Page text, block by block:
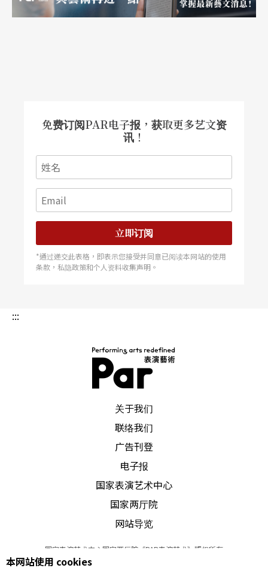
免费订阅PAR电子报，获取更多艺文资
讯！
立即订阅
*通过递交此表格，即表示您接受并同意已阅读本网站的使用
条款，私隐政策和个人资料收集声明。
:::
关于我们
联络我们
广告刊登
电子报
国家表演艺术中心
国家两厅院
网站导览
国家表演艺术中心国家两厅院《PAR表演艺术》版权所有
© 2022Performing arts redefined. All Rights Reserved
本网站使用 cookies